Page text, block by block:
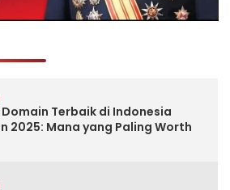
Domain Terbaik di Indonesia
2025: Mana yang Paling Worth